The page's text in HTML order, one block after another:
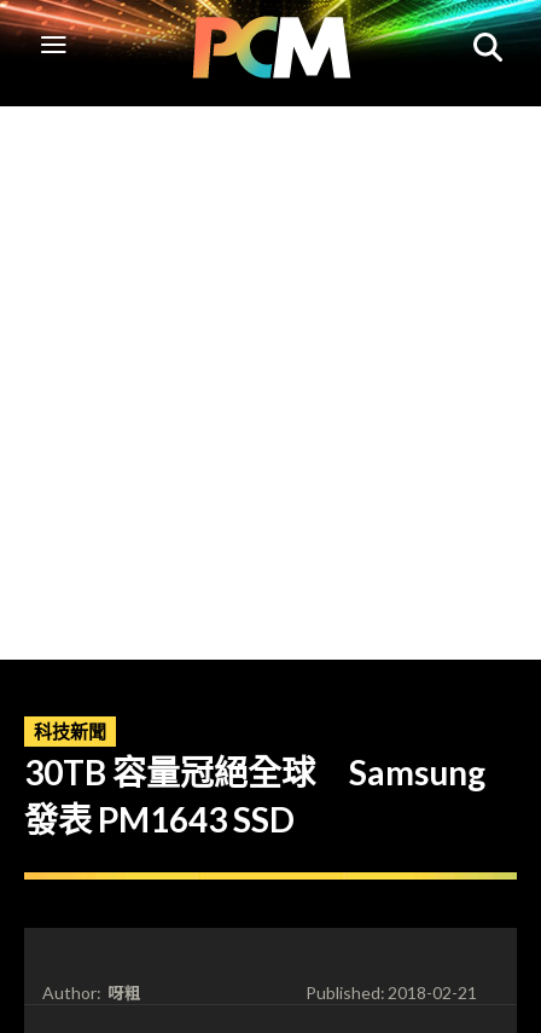
科技新聞
30TB 容量冠絕全球 Samsung
發表 PM1643 SSD
Author: 呀粗 Published:2018-02-21